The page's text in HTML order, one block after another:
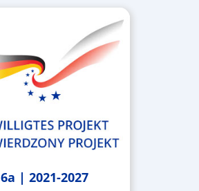
6a | 2021-2027